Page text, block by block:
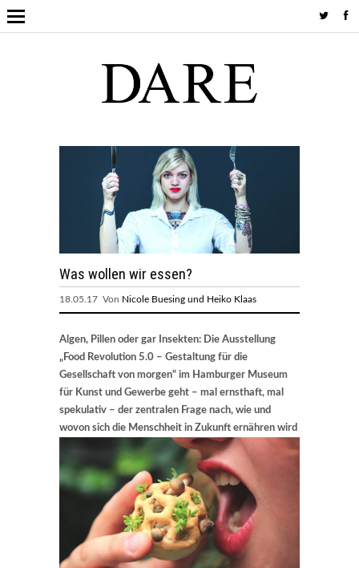
Was wollen wir essen?
18.05.17 Von Nicole Buesing und Heiko Klaas
Algen, Pillen oder gar Insekten: Die Ausstellung
„Food Revolution 5.0 – Gestaltung für die
Gesellschaft von morgen“ im Hamburger Museum
für Kunst und Gewerbe geht – mal ernsthaft, mal
spekulativ – der zentralen Frage nach, wie und
wovon sich die Menschheit in Zukunft ernähren wird